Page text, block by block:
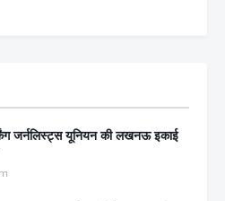
जर्नलिस्ट्स यूनियन की लखनऊ इकाई